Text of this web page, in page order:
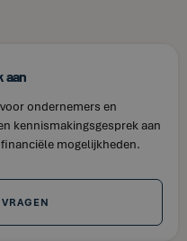
aan
ondernemers en
kennismakingsgesprek aan
mogelijkheden.